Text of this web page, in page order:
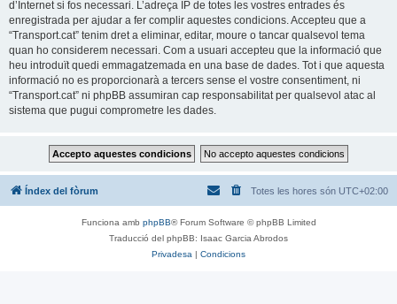
d’Internet si fos necessari. L’adreça IP de totes les vostres entrades és
enregistrada per ajudar a fer complir aquestes condicions. Accepteu que a
“Transport.cat” tenim dret a eliminar, editar, moure o tancar qualsevol tema
quan ho considerem necessari. Com a usuari accepteu que la informació que
heu introduït quedi emmagatzemada en una base de dades. Tot i que aquesta
informació no es proporcionarà a tercers sense el vostre consentiment, ni
“Transport.cat” ni phpBB assumiran cap responsabilitat per qualsevol atac al
sistema que pugui comprometre les dades.
Índex del fòrum Totes les hores són UTC+02:00
Funciona amb phpBB® Forum Software © phpBB Limited
Traducció del phpBB: Isaac Garcia Abrodos
Privadesa | Condicions